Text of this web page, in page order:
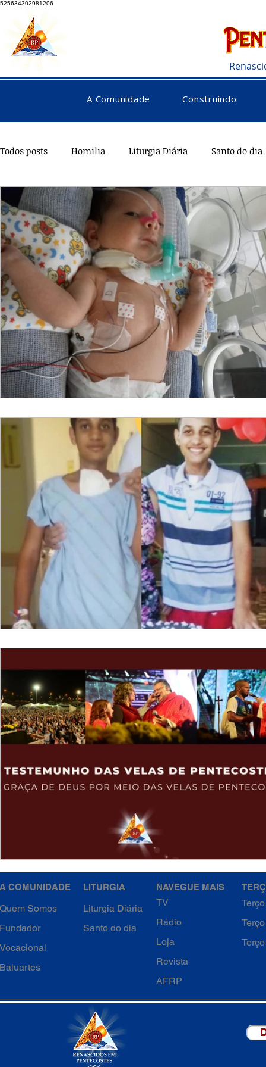
525634302981206
A Comunidade Construindo
Todos posts Homilia Liturgia Diária Santo do dia
Testemunhos Pentecostes Galeria Orações
A COMUNIDADE
Quem Somos
Fundador
Vocacional
Baluartes
LITURGIA
Liturgia Diária
Santo do dia
NAVEGUE MAIS
TV
Rádio
Loja
Revista
AFRP